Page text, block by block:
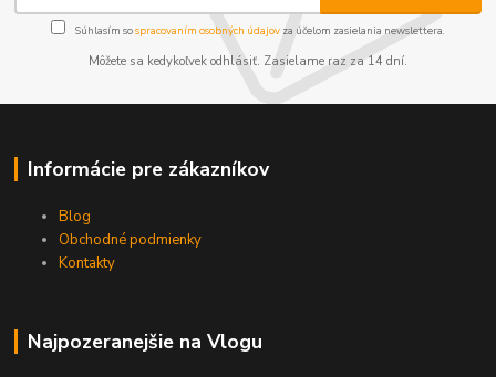
Súhlasím sospracovaním osobných údajov za účelom zasielania newslettera.
Môžete sa kedykoľvek odhlásiť. Zasielame raz za 14 dní.
Informácie pre zákazníkov
Blog
Obchodné podmienky
Kontakty
Najpozeranejšie na Vlogu